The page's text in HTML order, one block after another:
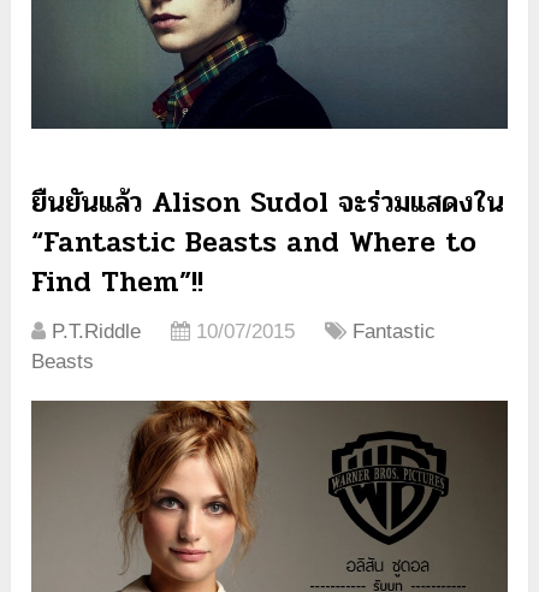
ยืนยันแล้ว Alison Sudol จะร่วมแสดงใน
“Fantastic Beasts and Where to
Find Them”!!
P.T.Riddle 10/07/2015
Fantastic
Beasts